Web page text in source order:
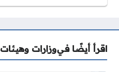
اقرأ أيضًا فيوزارات وهيئات